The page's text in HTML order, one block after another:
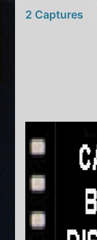
2 Captures